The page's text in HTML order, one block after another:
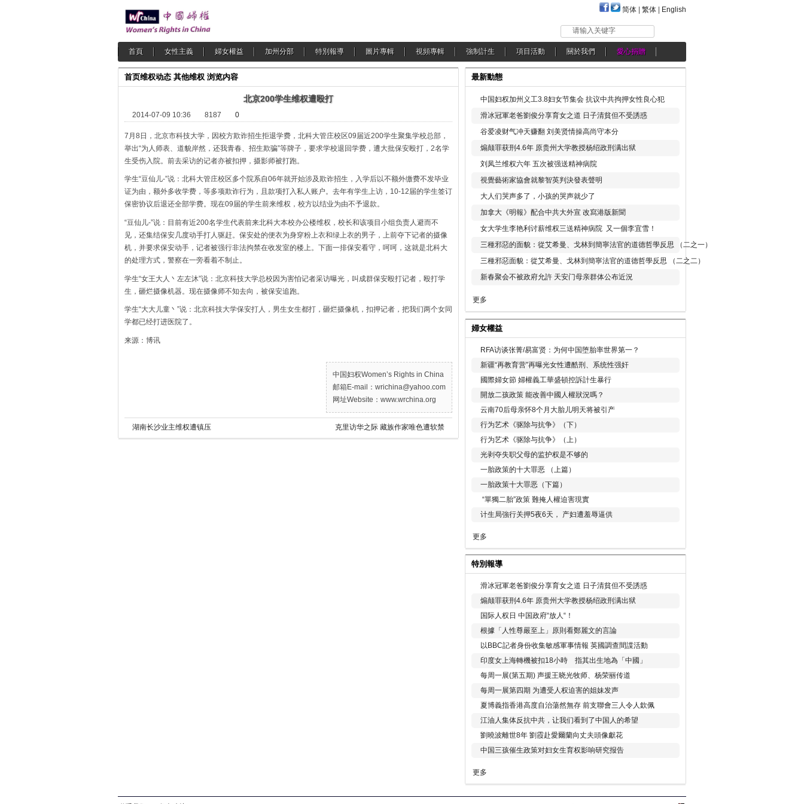
简体 繁体 English
请输入关键字
首頁 女性主義 婦女權益 加州分部 特別報導 圖片專輯 視頻專輯 強制計生 項目活動 關於我們 愛心捐贈
首页维权动态 其他维权 浏览内容
北京200学生维权遭殴打
2014-07-09 10:36 8187 0
7月8日，北京市科技大学，因校方欺诈招生拒退学费，北科大管庄校区09届近200学生聚集学校总部，
举出“为人师表、道貌岸然，还我青春、招生欺骗”等牌子，要求学校退回学费，遭大批保安殴打，2名学
生受伤入院。前去采访的记者亦被扣押，摄影师被打跑。
学生“豆仙儿-”说：北科大管庄校区多个院系自06年就开始涉及欺诈招生，入学后以不额外缴费不发毕业
证为由，额外多收学费，等多项欺诈行为，且款项打入私人账户。去年有学生上访，10-12届的学生签订
保密协议后退还全部学费。现在09届的学生前来维权，校方以结业为由不予退款。
“豆仙儿-”说：目前有近200名学生代表前来北科大本校办公楼维权，校长和该项目小组负责人避而不
见，还集结保安几度动手打人驱赶。保安处的便衣为身穿粉上衣和绿上衣的男子，上前夺下记者的摄像
机，并要求保安动手，记者被强行非法拘禁在收发室的楼上。下面一排保安看守，呵呵，这就是北科大
的处理方式，警察在一旁看着不制止。
学生“女王大人丶左左沐”说：北京科技大学总校因为害怕记者采访曝光，叫成群保安殴打记者，殴打学
生，砸烂摄像机器。现在摄像师不知去向，被保安追跑。
学生“大大儿童丶”说：北京科技大学保安打人，男生女生都打，砸烂摄像机，扣押记者，把我们两个女同
学都已经打进医院了。
来源：博讯
中国妇权Women’s Rights in China
邮箱E-mail：wrichina@yahoo.com
网址Website：www.wrchina.org
湖南长沙业主维权遭镇压 克里访华之际 藏族作家唯色遭软禁
最新動態
中国妇权加州义工3.8妇女节集会 抗议中共拘押女性良心犯
滑冰冠軍老爸劉俊分享育女之道 日子清貧但不受誘惑
谷爱凌财气冲天赚翻 刘美贤情操高尚守本分
煽颠罪获刑4.6年 原贵州大学教授杨绍政刑满出狱
刘凤兰维权六年 五次被强送精神病院
視覺藝術家協會就黎智英判決發表聲明
大人们哭声多了，小孩的哭声就少了
加拿大《明報》配合中共大外宣 改寫港版新聞
女大学生李艳利讨薪维权三送精神病院 又一個李宜雪！
三種邪惡的面貌：從艾希曼、戈林到簡寧法官的道德哲學反思 （二之一）
三種邪惡面貌：從艾希曼、戈林到簡寧法官的道德哲學反思 （二之二）
新春聚会不被政府允許 天安门母亲群体公布近況
更多
婦女權益
RFA访谈张菁/易富贤：为何中国堕胎率世界第一？
新疆“再教育营”再曝光女性遭酷刑、系统性强奸
國際婦女節 婦權義工華盛頓控訴計生暴行
開放二孩政策 能改善中國人權狀況嗎？
云南70后母亲怀8个月大胎儿明天将被引产
行为艺术《驱除与抗争》（下）
行为艺术《驱除与抗争》（上）
光剥夺失职父母的监护权是不够的
一胎政策的十大罪恶 （上篇）
一胎政策十大罪恶（下篇）
“單獨二胎”政策 難掩人權迫害現實
计生局強行关押5夜6天， 产妇遭羞辱逼供
更多
特別報導
滑冰冠軍老爸劉俊分享育女之道 日子清貧但不受誘惑
煽颠罪获刑4.6年 原贵州大学教授杨绍政刑满出狱
国际人权日 中国政府“放人“！
根據「人性尊嚴至上」原則看鄭麗文的言論
以BBC記者身份收集敏感軍事情報 英國調查間諜活動
印度女上海轉機被扣18小時 指其出生地為「中國」
每周一展(第五期) 声援王晓光牧师、杨荣丽传道
每周一展第四期 为遭受人权迫害的姐妹发声
夏博義指香港高度自治蕩然無存 前支聯會三人令人欽佩
江油人集体反抗中共，让我们看到了中国人的希望
劉曉波離世8年 劉霞赴愛爾蘭向丈夫頭像獻花
中国三孩催生政策对妇女生育权影响研究报告
更多